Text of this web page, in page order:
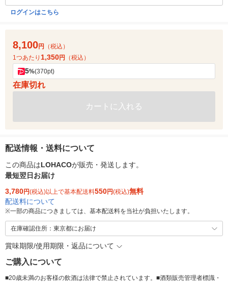
ログインはこちら
8,100円
（税込）
1つあたり 1,350円 （税込）
5%(370pt)
在庫切れ
カートに入れる
配送情報・送料について
この商品はLOHACOが販売・発送します。
最短翌日お届け
3,780円(税込)以上で基本配送料550円(税込)無料
配送料について
※一部の商品につきましては、基本配送料を当社が負担いたします。
在庫確認住所：東京都にお届け
賞味期限/使用期限・返品について
ご購入について
■20歳未満のお客様の飲酒は法律で禁止されています。■酒類販売管理者標識・